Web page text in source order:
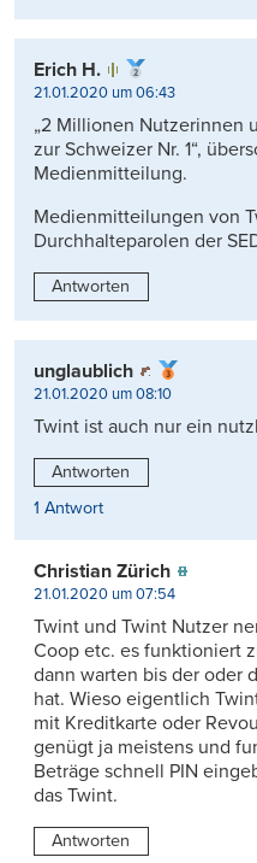
Erich H.
21.01.2020 um 06:43
„2 Millionen Nutzerinnen
zur Schweizer Nr. 1“,
Medienmitteilung.
Medienmitteilungen von
Durchhalteparolen der
Antworten
unglaublich
21.01.2020 um 08:10
Twint ist auch nur ein
Antworten
1 Antwort
Christian Zürich
21.01.2020 um 07:54
Twint und Twint Nutzer
Coop etc. es funktioniert
dann warten bis der oder
hat. Wieso eigentlich
mit Kreditkarte oder
genügt ja meistens und
Beträge schnell PIN
das Twint.
Antworten